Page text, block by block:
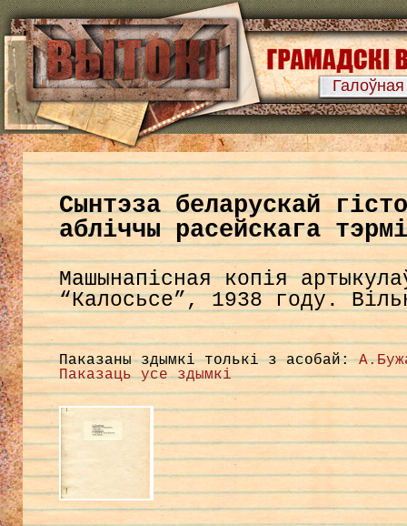
Галоўная
Сынтэза беларускай
абліччы расейскага
Машынапісная копія
“Калосьсе”, 1938 году.
Паказаны здымкі толькі з асобай:
Паказаць усе здымкі